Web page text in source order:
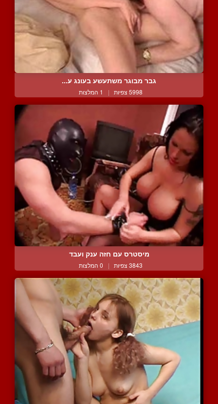
גבר מבוגר משתעשע בעונג ע...
5998 צפיות | 1 המלצות
מיסטרס עם חזה ענק ועבד
3843 צפיות | 0 המלצות